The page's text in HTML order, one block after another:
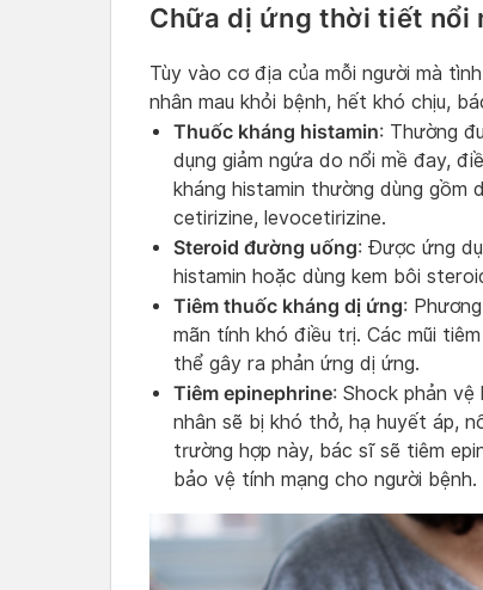
Chữa dị ứng thời tiết nổi
Tùy vào cơ địa của mỗi người mà
nhân mau khỏi bệnh, hết khó chịu,
Thuốc kháng histamin: Thường
dụng giảm ngứa do nổi mề đay,
kháng histamin thường dùng gồm
cetirizine, levocetirizine.
Steroid đường uống: Được ứng
histamin hoặc dùng kem bôi
Tiêm thuốc kháng dị ứng:
mãn tính khó điều trị. Các mũi
thể gây ra phản ứng dị ứng.
Tiêm epinephrine: Shock phản
nhân sẽ bị khó thở, hạ huyết áp,
trường hợp này, bác sĩ sẽ tiêm
bảo vệ tính mạng cho người bệnh.